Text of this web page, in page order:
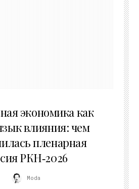
экономика как
влияния: чем
пленарная
РКН‑2026
Moda